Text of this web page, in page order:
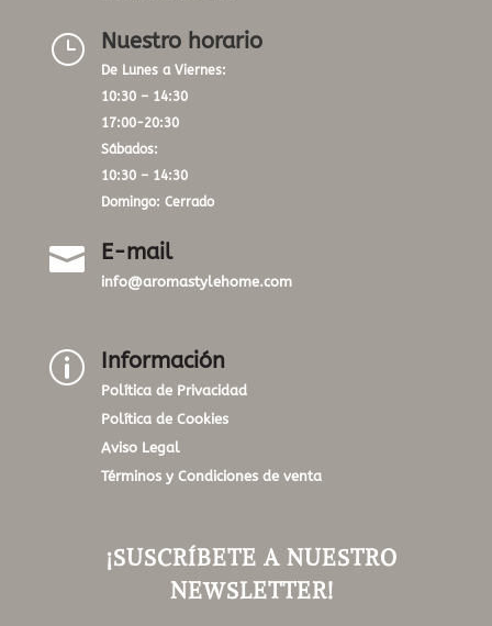
} Nuestro horario
De Lunes a Viernes:
10:30 – 14:30
17:00-20:30
Sábados:
10:30 – 14:30
Domingo: Cerrado
 E-mail
info@aromastylehome.com
p Información
Política de Privacidad
Política de Cookies
Aviso Legal
Términos y Condiciones de venta
¡SUSCRÍBETE A NUESTRO
NEWSLETTER!